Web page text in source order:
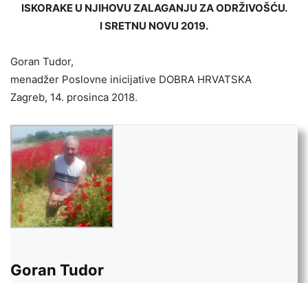
ISKORAKE U NJIHOVU ZALAGANJU ZA ODRŽIVOŠĆU.
I SRETNU NOVU 2019.
Goran Tudor,
menadžer Poslovne inicijative DOBRA HRVATSKA
Zagreb, 14. prosinca 2018.
Goran Tudor